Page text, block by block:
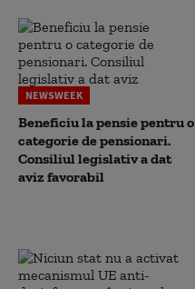
NEWSWEEK
Beneficiu la pensie pentru o
categorie de pensionari.
Consiliul legislativ a dat
aviz favorabil